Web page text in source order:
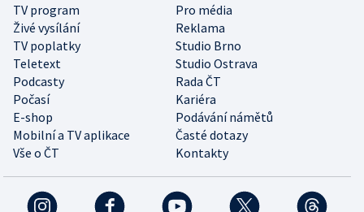
TV program
Pro média
Živé vysílání
Reklama
TV poplatky
Studio Brno
Teletext
Studio Ostrava
Podcasty
Rada ČT
Počasí
Kariéra
E-shop
Podávání námětů
Mobilní a TV aplikace
Časté dotazy
Vše o ČT
Kontakty